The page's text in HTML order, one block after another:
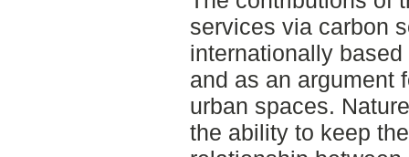
services via carbon
internationally
and as an argument
urban spaces.
the ability to keep